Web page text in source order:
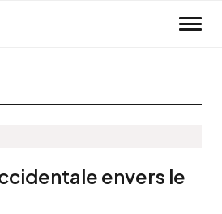
envers le